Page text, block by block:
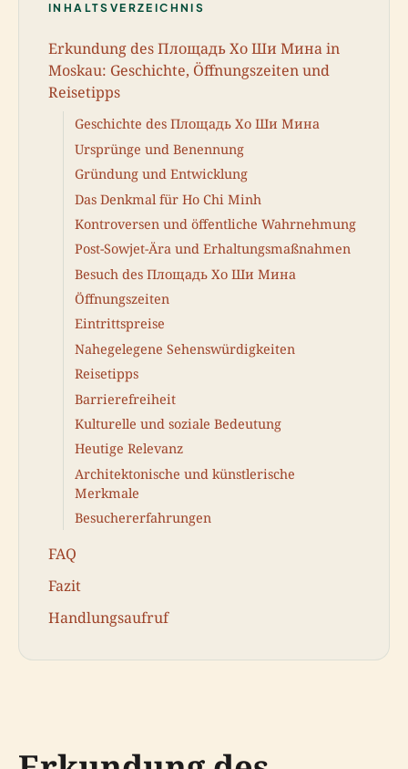
INHALTSVERZEICHNIS
Erkundung des Площадь Хо Ши Мина in
Moskau: Geschichte, Öffnungszeiten und
Reisetipps
Geschichte des Площадь Хо Ши Мина
Ursprünge und Benennung
Gründung und Entwicklung
Das Denkmal für Ho Chi Minh
Kontroversen und öffentliche Wahrnehmung
Post-Sowjet-Ära und Erhaltungsmaßnahmen
Besuch des Площадь Хо Ши Мина
Öffnungszeiten
Eintrittspreise
Nahegelegene Sehenswürdigkeiten
Reisetipps
Barrierefreiheit
Kulturelle und soziale Bedeutung
Heutige Relevanz
Architektonische und künstlerische
Merkmale
Besuchererfahrungen
FAQ
Fazit
Handlungsaufruf